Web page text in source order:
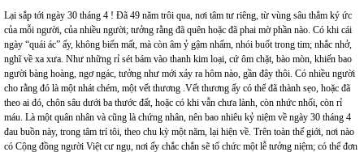
Lại sắp tới ngày 30 tháng 4 ! Đã 49 năm trôi qua, nơi tâm tư riêng, từ vùng sâu thẳm ký ức
của mỗi người, của nhiều người; tưởng rằng đã quên hoặc đã phai mờ phần nào. Có khi cái
ngày “quái ác” ấy, không biến mất, mà còn âm ỷ gậm nhấm, nhói buốt trong tim; nhắc nhở,
nghĩ về xa xưa. Như những rỉ sét bám vào thanh kim loại, cứ ôm chặt, bào mòn, khiến bao
người bàng hoàng, ngơ ngác, tưởng như mới xảy ra hôm nào, gần đây thôi. Có nhiều người
cho rằng đó là một nhát chém, một vết thương .Vết thương ấy có thể đã thành sẹo, hoặc đã
theo ai đó, chôn sâu dưới ba thước đất, hoặc có khi vẫn chưa lành, còn nhức nhối, còn rỉ
máu. Là một quân nhân và cũng là chứng nhân, nên bao nhiêu kỷ niệm về ngày 30 tháng 4
đau buồn này, trong tâm trí tôi, theo chu kỳ một năm, lại hiện về. Trên toàn thế giới, nơi nào
có Cộng đồng người Việt cư ngụ, nơi ấy chắc chắn sẽ tổ chức một lễ tưởng niệm; có thể đơn